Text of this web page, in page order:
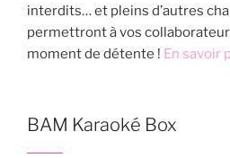
interdits… et pleins d’autres
permettront à vos
moment de détente ! En savoir
BAM Karaoké Box